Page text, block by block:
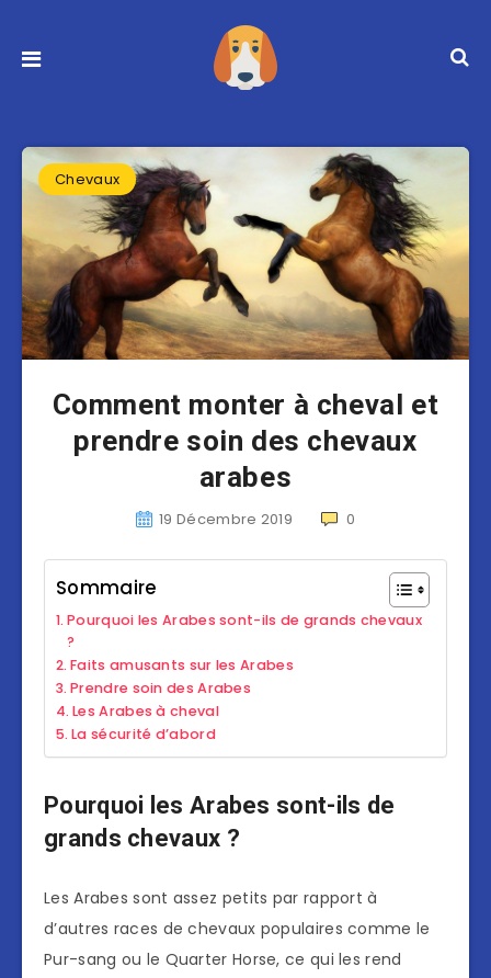
Chevaux
Comment monter à cheval et
prendre soin des chevaux
arabes
19 Décembre 2019 0
Sommaire
Pourquoi les Arabes sont-ils de grands chevaux
?
Faits amusants sur les Arabes
Prendre soin des Arabes
Les Arabes à cheval
La sécurité d’abord
Pourquoi les Arabes sont-ils de
grands chevaux ?
Les Arabes sont assez petits par rapport à
d’autres races de chevaux populaires comme le
Pur-sang ou le Quarter Horse, ce qui les rend